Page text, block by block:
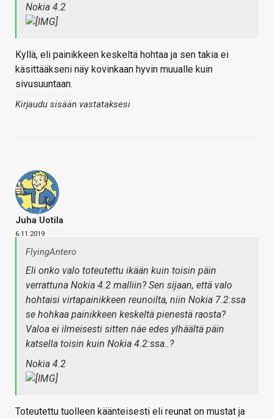
Nokia 4.2
Kyllä, eli painikkeen keskeltä hohtaa ja sen takia ei
käsittääkseni näy kovinkaan hyvin muualle kuin
sivusuuntaan.
Kirjaudu sisään vastataksesi
Juha Uotila
6.11.2019
FlyingAntero
Eli onko valo toteutettu ikään kuin toisin päin
verrattuna Nokia 4.2 malliin? Sen sijaan, että valo
hohtaisi virtapainikkeen reunoilta, niin Nokia 7.2:ssa
se hohkaa painikkeen keskeltä pienestä raosta?
Valoa ei ilmeisesti sitten näe edes ylhäältä päin
katsella toisin kuin Nokia 4.2:ssa..?
Nokia 4.2
Toteutettu tuolleen käänteisesti eli reunat on mustat ja